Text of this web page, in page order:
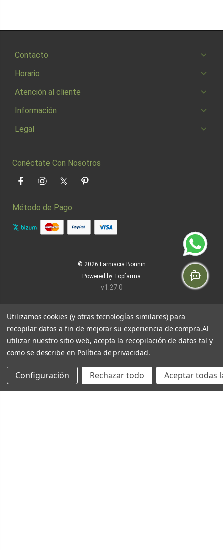
Contacto
Horario
Atención al cliente
Información
Legal
Conéctate Con Nosotros
FacebookInstagramTwitter Pinterest
Método de Pago
© 2026 Farmacia Bonnin
Powered by Topfarma
v1.27.0
Utilizamos cookies (y otras tecnologías similares) para
recopilar datos a fin de mejorar su experiencia de compra.Al
utilizar nuestro sitio web, acepta la recopilación de datos tal y
como se describe en Política de privacidad.
Configuración Rechazar todo Aceptar todas